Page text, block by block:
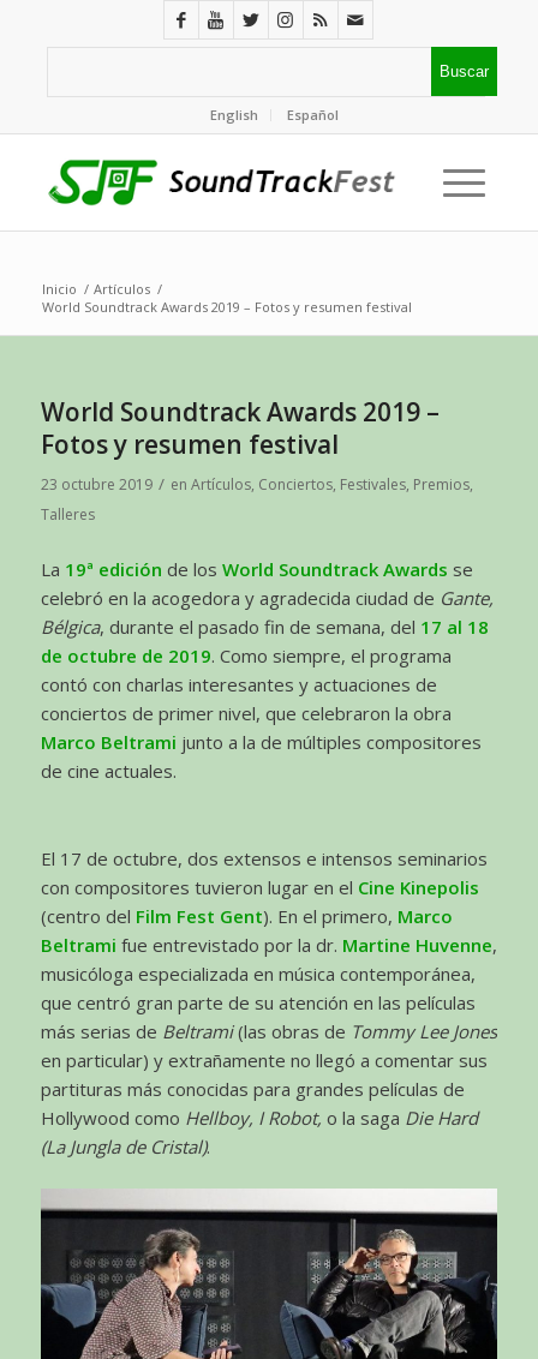
English Español
Inicio / Artículos /
World Soundtrack Awards 2019 – Fotos y resumen festival
World Soundtrack Awards 2019 –
Fotos y resumen festival
23 octubre 2019 / en Artículos, Conciertos, Festivales, Premios,
Talleres
La 19ª edición de los World Soundtrack Awards se
celebró en la acogedora y agradecida ciudad de Gante,
Bélgica, durante el pasado fin de semana, del 17 al 18
de octubre de 2019. Como siempre, el programa
contó con charlas interesantes y actuaciones de
conciertos de primer nivel, que celebraron la obra
Marco Beltrami junto a la de múltiples compositores
de cine actuales.
El 17 de octubre, dos extensos e intensos seminarios
con compositores tuvieron lugar en el Cine Kinepolis
(centro del Film Fest Gent). En el primero, Marco
Beltrami fue entrevistado por la dr. Martine Huvenne,
musicóloga especializada en música contemporánea,
que centró gran parte de su atención en las películas
más serias de Beltrami(las obras de Tommy Lee Jones
en particular) y extrañamente no llegó a comentar sus
partituras más conocidas para grandes películas de
Hollywood como Hellboy, I Robot, o la saga Die Hard
(La Jungla de Cristal).